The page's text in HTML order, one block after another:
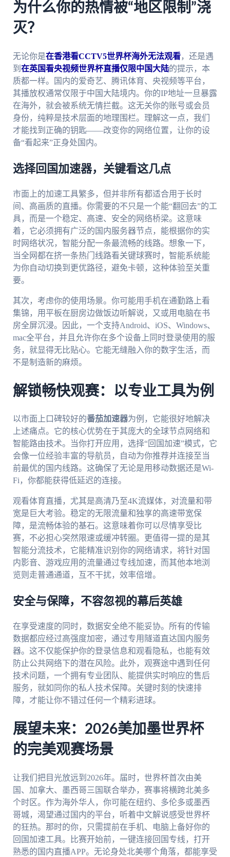
为什么你的热情被“地区限制”浇
灭？
无论你是在香港看CCTV5世界杯海外无法观看，还是遇
到 在英国看央视频世界杯直播仅限中国大陆的提示，本
质都一样。国内的爱奇艺、腾讯体育、央视频等平台，
其播放权通常仅限于中国大陆境内。你的IP地址一旦暴露
在海外，就会被系统无情拦截。这无关你的账号或会员
身份，纯粹是技术层面的地理围栏。理解这一点，我们
才能找到正确的钥匙——改变你的网络位置，让你的设
备“看起来”正身处国内。
选择回国加速器，关键看这几点
市面上的加速工具繁多，但并非所有都适合用于长时
间、高画质的直播。你需要的不只是一个能“翻回去”的工
具，而是一个稳定、高速、安全的网络桥梁。这意味
着，它必须拥有广泛的国内服务器节点，能根据你的实
时网络状况，智能分配一条最流畅的线路。想象一下，
当全网都在挤一条热门线路看关键球赛时，智能系统能
为你自动切换到更优路径，避免卡顿，这种体验至关重
要。
其次，考虑你的使用场景。你可能用手机在通勤路上看
集锦，用平板在厨房边做饭边听解说，又或用电脑在书
房全屏沉浸。因此，一个支持Android、iOS、Windows、
mac全平台，并且允许你在多个设备上同时登录使用的服
务，就显得无比贴心。它能无缝融入你的数字生活，而
不是制造新的麻烦。
解锁畅快观赛：以专业工具为例
以市面上口碑较好的番茄加速器为例，它能很好地解决
上述痛点。它的核心优势在于其庞大的全球节点网络和
智能路由技术。当你打开应用，选择“回国加速”模式，它
会像一位经验丰富的导航员，自动为你推荐并连接至当
前最优的国内线路。这确保了无论是用移动数据还是Wi-
Fi，你都能获得低延迟的连接。
观看体育直播，尤其是高清乃至4K流媒体，对流量和带
宽是巨大考验。稳定的无限流量和独享的高速带宽保
障，是流畅体验的基石。这意味着你可以尽情享受比
赛，不必担心突然限速或缓冲转圈。更值得一提的是其
智能分流技术，它能精准识别你的网络请求，将针对国
内影音、游戏应用的流量通过专线加速，而其他本地浏
览则走普通通道，互不干扰，效率倍增。
安全与保障，不容忽视的幕后英雄
在享受速度的同时，数据安全绝不能妥协。所有的传输
数据都应经过高强度加密，通过专用隧道直达国内服务
器。这不仅能保护你的登录信息和观看隐私，也能有效
防止公共网络下的潜在风险。此外，观赛途中遇到任何
技术问题，一个拥有专业团队、能提供实时响应的售后
服务，就如同你的私人技术保障。关键时刻的快速排
障，才能让你不错过任何一个精彩进球。
展望未来：2026美加墨世界杯
的完美观赛场景
让我们把目光放远到2026年。届时，世界杯首次由美
国、加拿大、墨西哥三国联合举办，赛事将横跨北美多
个时区。作为海外华人，你可能在纽约、多伦多或墨西
哥城，渴望通过国内的平台，听着中文解说感受世界杯
的狂热。那时的你，只需提前在手机、电脑上备好你的
回国加速工具。比赛开始前，一键连接回国专线，打开
熟悉的国内直播APP。无论身处北美哪个角落，都能享受